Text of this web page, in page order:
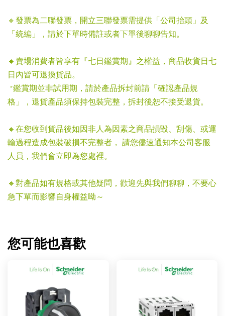
🔸發票為二聯發票，開立三聯發票需提供「公司抬頭」及
「統編」，請於下單時備註或者下單後聊聊告知。
🔸賣場消費者皆享有『七日鑑賞期』之權益，商品收貨日七
日內皆可退換貨品。
*鑑賞期並非試用期，請於產品拆封前請「確認產品規
格」，退貨產品須保持包裝完整，拆封後恕不接受退貨。
🔸在您收到貨品後如因非人為因素之商品損毀、刮傷、或運
輸過程造成包裝破損不完整者， 請您儘速通知本公司客服
人員，我們會立即為您處裡。
🔹對產品如有規格或其他疑問，歡迎先與我們聊聊，不要心
急下單而影響自身權益呦～
您可能也喜歡